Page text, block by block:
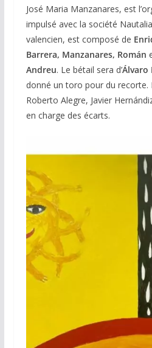
José Maria Manzanares, est
impulsé avec la société
valencien, est composé de
Barrera, Manzanares, Román
Andreu. Le bétail sera d’Álvaro
donné un toro pour du recorte.
Roberto Alegre, Javier
en charge des écarts.